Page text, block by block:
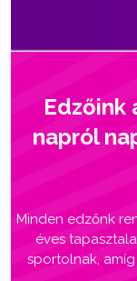
Edzőink
napról
Minden edzőnk
éves
sportolnak,